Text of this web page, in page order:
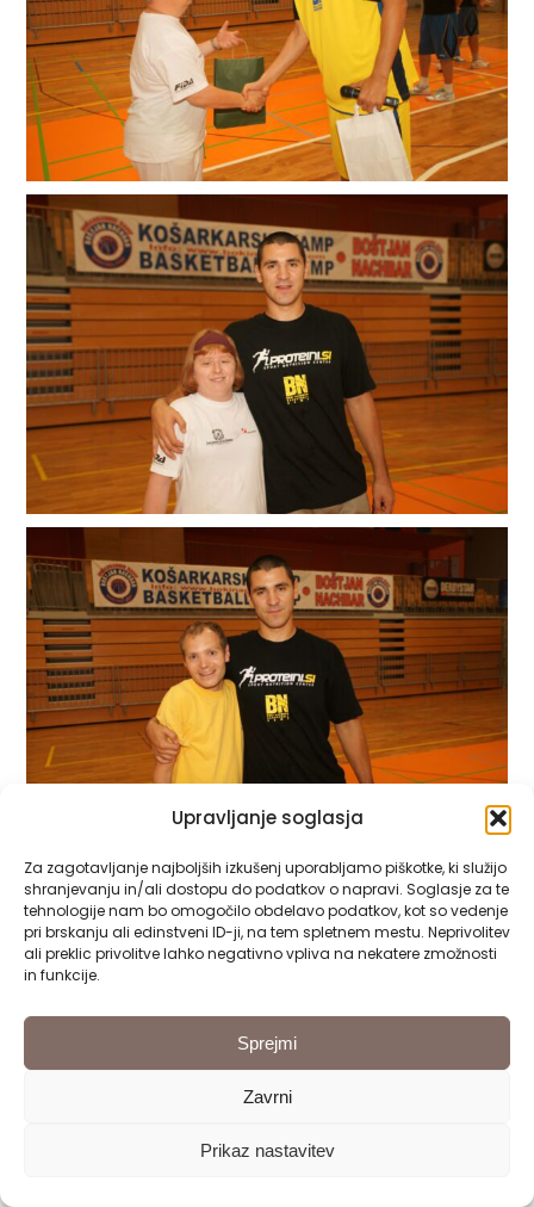
Upravljanje soglasja
Za zagotavljanje najboljših izkušenj uporabljamo piškotke, ki služijo
shranjevanju in/ali dostopu do podatkov o napravi. Soglasje za te
tehnologije nam bo omogočilo obdelavo podatkov, kot so vedenje
pri brskanju ali edinstveni ID-ji, na tem spletnem mestu. Neprivolitev
ali preklic privolitve lahko negativno vpliva na nekatere zmožnosti
in funkcije.
Sprejmi
Zavrni
Prikaz nastavitev